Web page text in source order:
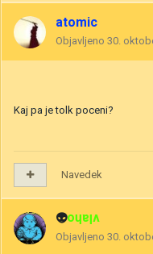
atomic
Objavljeno 30.
Kaj pa je tolk poceni?
Navedek
👽vlaho
Objavljeno 30.